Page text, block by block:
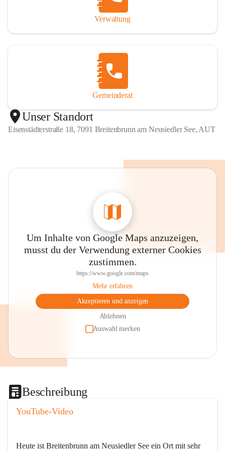
Verwaltung
Gemeinderat
Unser Standort
Eisenstädterstraße 18, 7091 Breitenbrunn am Neusiedler See, AUT
Um Inhalte von Google Maps anzuzeigen,
musst du der Verwendung externer Cookies
zustimmen.
https://www.google.com/maps
Mehr erfahren
Akzeptieren und anzeigen
Ablehnen
Auswahl merken
Beschreibung
YouTube-Video
Heute ist Breitenbrunn am Neusiedler See ein Ort mit sehr